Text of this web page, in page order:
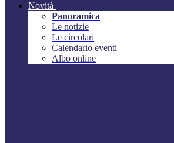
Novità
Panoramica
Le notizie
Le circolari
Calendario eventi
Albo online